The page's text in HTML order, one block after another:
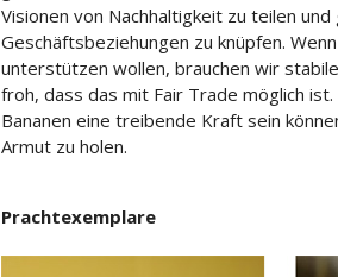
Visionen von Nachhaltigkeit zu teilen
Geschäftsbeziehungen zu knüpfen.
unterstützen wollen, brauchen wir
froh, dass das mit Fair Trade möglich
Bananen eine treibende Kraft sein
Armut zu holen.
Prachtexemplare